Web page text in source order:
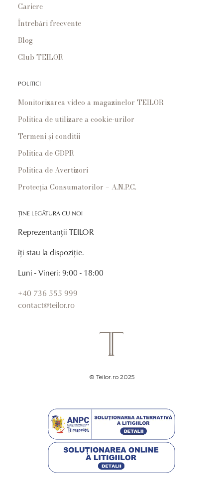
Cariere
Întrebări frecvente
Blog
Club TEILOR
POLITICI
Monitorizarea video a magazinelor TEILOR
Politica de utilizare a cookie-urilor
Termeni și conditii
Politica de GDPR
Politica de Avertizori
Protecția Consumatorilor – A.N.P.C.
ȚINE LEGĂTURA CU NOI
Reprezentanții TEILOR
îți stau la dispoziție.
Luni - Vineri: 9:00 - 18:00
+40 736 555 999
contact@teilor.ro
© Teilor.ro 2025